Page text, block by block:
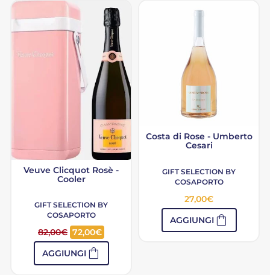
Veuve Clicquot Rosè -
Cooler
GIFT SELECTION BY
COSAPORTO
82,00€ 72,00€
AGGIUNGIshopping_bag
Costa di Rose - Umberto
Cesari
GIFT SELECTION BY
COSAPORTO
27,00€
AGGIUNGIshopping_bag